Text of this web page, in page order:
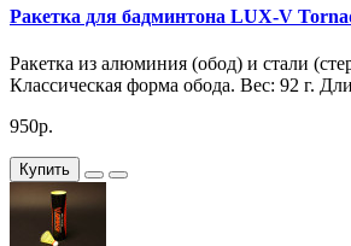
Ракетка для бадминтона LUX-V
Ракетка из алюминия (обод) и стали
Классическая форма обода. Вес: 92 г.
950р.
Купить